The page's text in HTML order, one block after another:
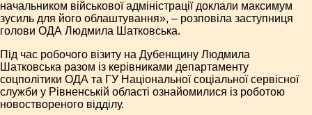
начальником військової адміністрації доклали максимум
зусиль для його облаштування», – розповіла заступниця
голови ОДА Людмила Шатковська.
Під час робочого візиту на Дубенщину Людмила
Шатковська разом із керівниками департаменту
соцполітики ОДА та ГУ Національної соціальної сервісної
служби у Рівненській області ознайомилися із роботою
новоствореного відділу.